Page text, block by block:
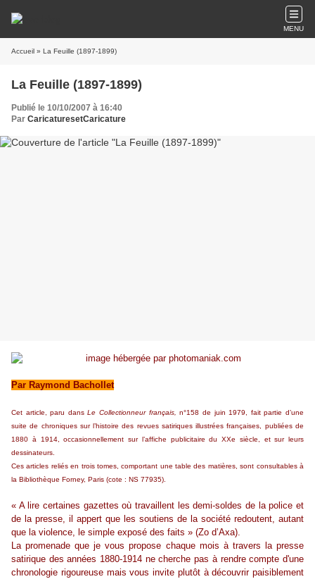
MENU
Accueil » La Feuille (1897-1899)
La Feuille (1897-1899)
Publié le 10/10/2007 à 16:40
Par CaricaturesetCaricature
Par Raymond Bachollet
Cet article, paru dansLe Collectionneur français,
n°158 de juin 1979, fait partie d’une
suite de chroniques sur l’histoire des revues satiriques illustrées françaises, publiées de
1880 à 1914, occasionnellement sur l’affiche publicitaire du XXe siècle, et sur leurs
dessinateurs.
Ces articles reliés en trois tomes, comportant une table des matières, sont consultables à
la Bibliothèque Forney, Paris (cote : NS 77935).
« A lire certaines gazettes où travaillent les demi-soldes de la police et
de la presse, il appert que les soutiens de la société redoutent, autant
que la violence, le simple exposé des faits » (Zo d’Axa).
La promenade que je vous propose chaque mois à travers la presse
satirique des années 1880-1914 ne cherche pas à rendre compte d'une
chronologie rigoureuse mais vous invite plutôt à découvrir paisiblement